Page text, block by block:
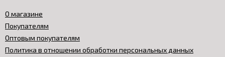
О магазине
Покупателям
Оптовым покупателям
Политика в отношении обработки персональных данных